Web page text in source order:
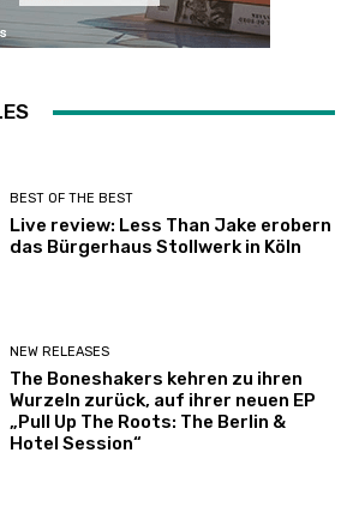
BEST OF THE BEST
Live review: Less Than Jake erobern
das Bürgerhaus Stollwerk in Köln
NEW RELEASES
The Boneshakers kehren zu ihren
Wurzeln zurück, auf ihrer neuen EP
„Pull Up The Roots: The Berlin &
Hotel Session“